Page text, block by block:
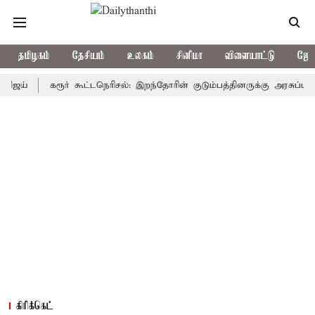
தமிழகம் தேசியம் உலகம் சினிமா விளையாட்டு
கரூர் கூட்டநெரிசல்: இறந்தோரின் குடும்பத்தினருக்கு அரசுப்பணி
கிரிக்கெட்